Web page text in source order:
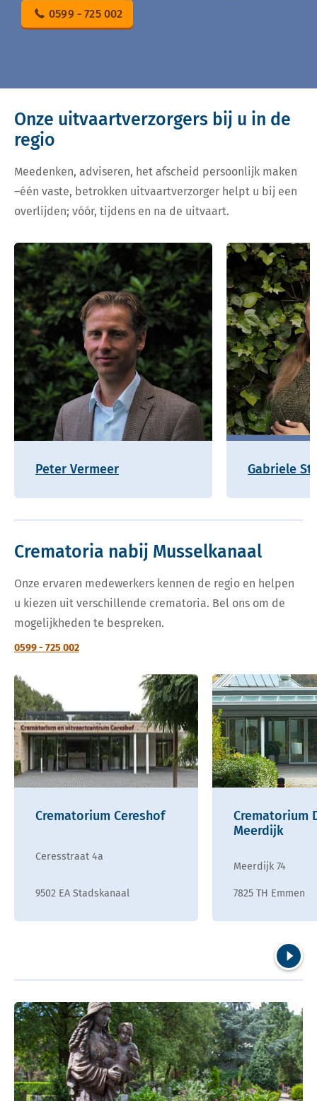
0599 - 725 002
Onze uitvaartverzorgers bij u in de
regio
Meedenken, adviseren, het afscheid persoonlijk maken
–één vaste, betrokken uitvaartverzorger helpt u bij een
overlijden; vóór, tijdens en na de uitvaart.
Peter Vermeer Gabriele
Crematoria nabij Musselkanaal
Onze ervaren medewerkers kennen de regio en helpen
u kiezen uit verschillende crematoria. Bel ons om de
mogelijkheden te bespreken.
0599 - 725 002
Crematorium Cereshof
Ceresstraat 4a
9502 EA Stadskanaal
Crematorium
Meerdijk
Meerdijk 74
7825 TH Emmen